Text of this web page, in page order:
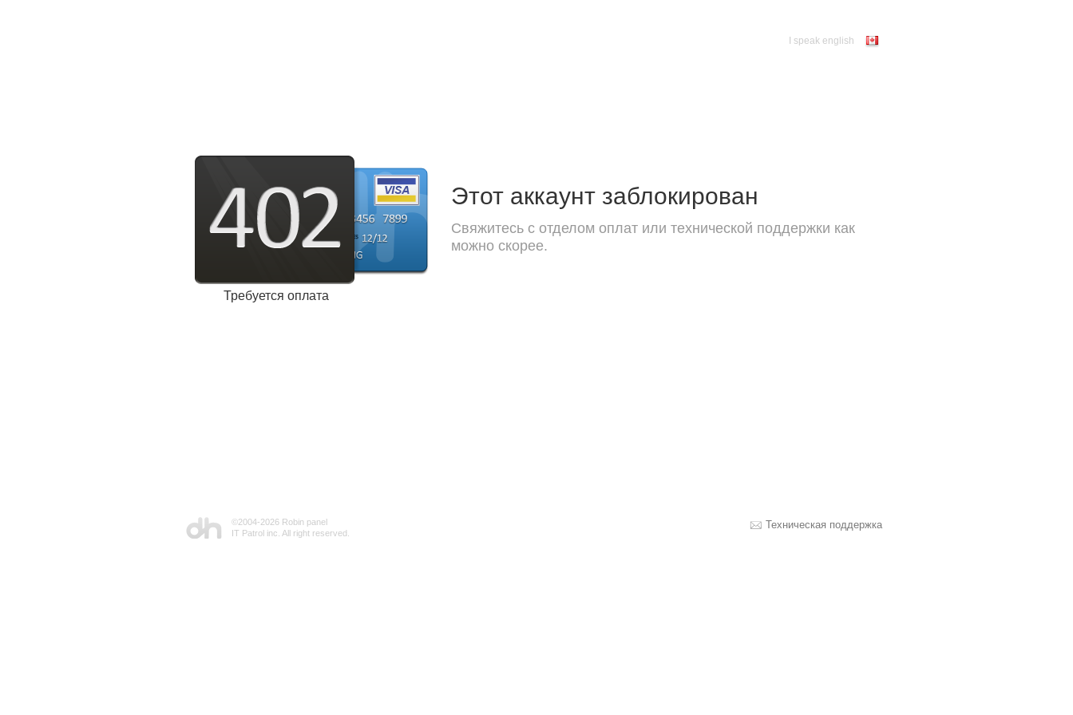
I speak english
Требуется оплата
Этот аккаунт заблокирован
Свяжитесь с отделом оплат или технической поддержки как
можно скорее.
Техническая поддержка
©2004-2026 Robin panel
IT Patrol inc. All right reserved.